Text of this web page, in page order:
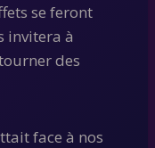
se feront
invitera à
des
face à nos